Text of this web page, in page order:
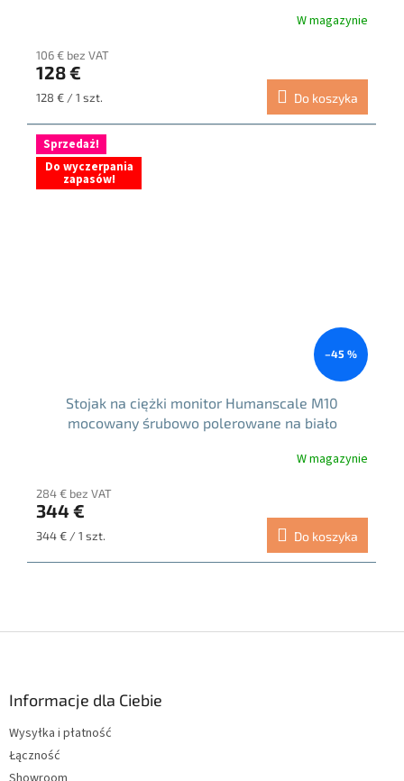
W magazynie
106 € bez VAT
128 €
Cena
128 € / 1 szt. Do koszyka
Sprzedaż!
Do wyczerpania
zapasów!
–45 %
Stojak na ciężki monitor Humanscale M10
mocowany śrubowo polerowane na biało
W magazynie
284 € bez VAT
344 €
Cena
344 € / 1 szt. Do koszyka
Informacje dla Ciebie
Wysyłka i płatność
Łączność